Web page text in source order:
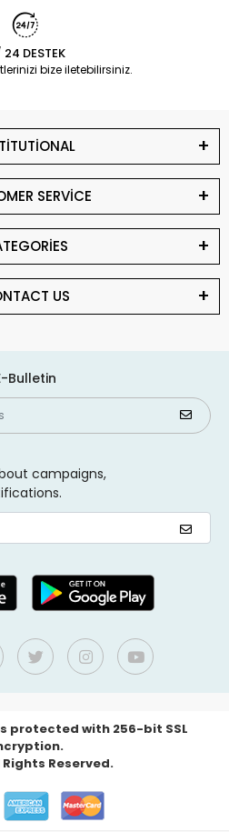
DESTEK
bize iletebilirsiniz.
SERVİCE
US
Bulletin
campaigns,
protected with 256-bit SSL
Rights Reserved.